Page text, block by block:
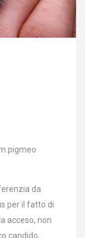
pigmeo
da
per il fatto di
acceso, non
candido,